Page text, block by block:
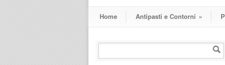
Home Antipasti e Contorni »